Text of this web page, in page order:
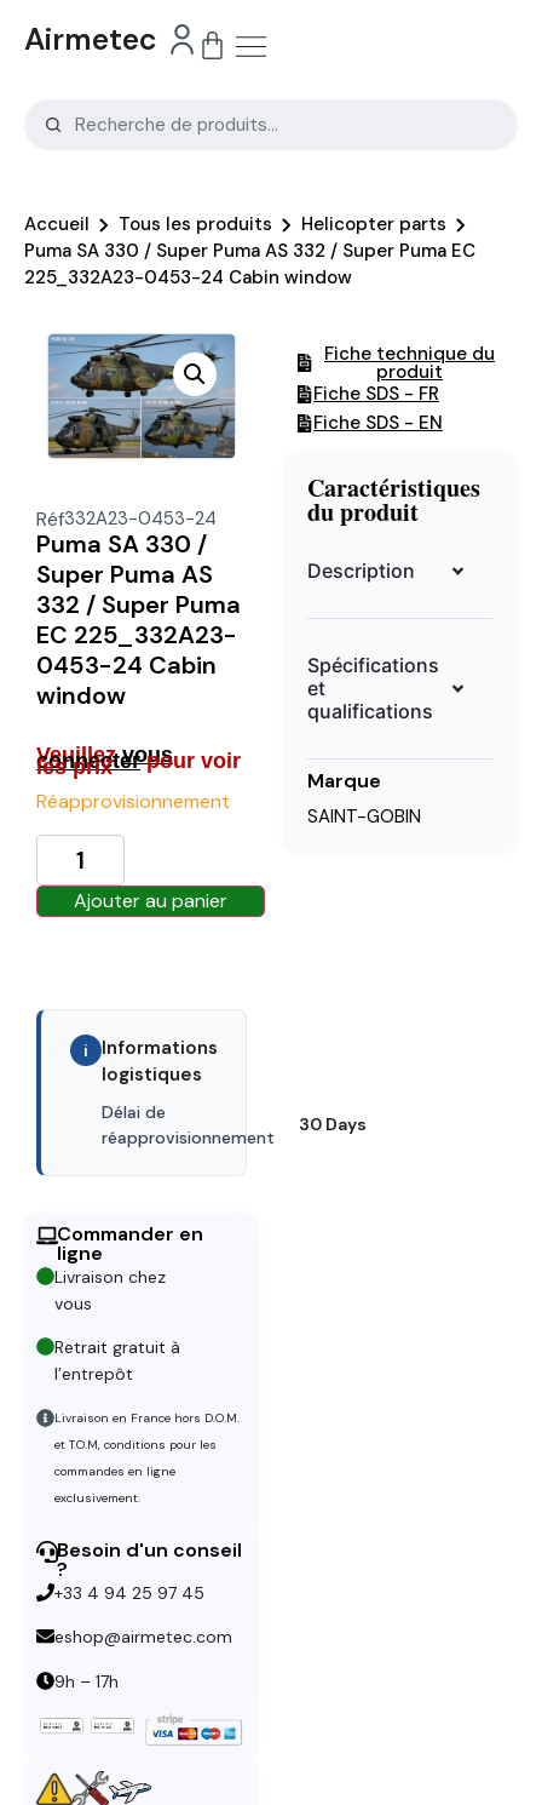
Airmetec
Accueil Tous les produits
Helicopter parts
Puma SA 330 / Super Puma AS 332 / Super Puma EC
225_332A23-0453-24 Cabin window
Réf332A23-0453-24
Puma SA 330 /
Super Puma AS
332 / Super Puma
EC 225_332A23-
0453-24 Cabin
window
Veuillezvous
connecterpour voir
les prix
Réapprovisionnement
Ajouter au panier
i
Informations
logistiques
Délai de
réapprovisionnement
30 Days
Commander en
ligne
Livraison chez
vous
Retrait gratuit à
l’entrepôt
Livraison en France hors D.O.M.
et T.O.M, conditions pour les
commandes en ligne
exclusivement.
Besoin d'un conseil
?
+33 4 94 25 97 45
eshop@airmetec.com
9h – 17h
Fiche technique du
produit
Fiche SDS - FR
Fiche SDS - EN
Caractéristiques
du produit
Description
Spécifications
et
qualifications
Marque
SAINT-GOBIN